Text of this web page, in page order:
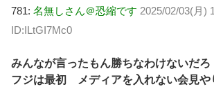
781: 名無しさん＠恐縮です 2025/02/03(月)
ID:ILtGI7Mc0
みんなが言ったもん勝ちなわけないだろ
フジは最初 メディアを入れない会見や